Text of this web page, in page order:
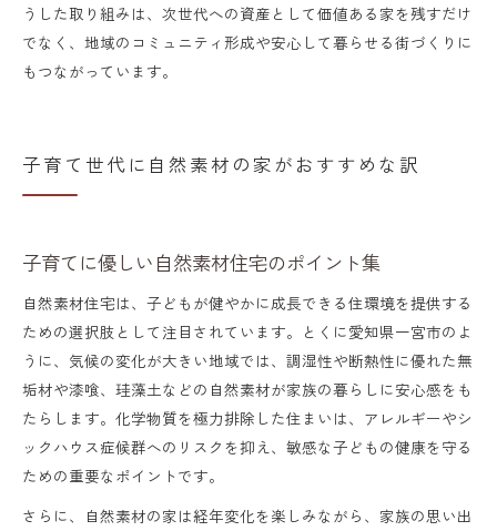
うした取り組みは、次世代への資産として価値ある家を残すだけ
でなく、地域のコミュニティ形成や安心して暮らせる街づくりに
もつながっています。
子育て世代に自然素材の家がおすすめな訳
子育てに優しい自然素材住宅のポイント集
自然素材住宅は、子どもが健やかに成長できる住環境を提供する
ための選択肢として注目されています。とくに愛知県一宮市のよ
うに、気候の変化が大きい地域では、調湿性や断熱性に優れた無
垢材や漆喰、珪藻土などの自然素材が家族の暮らしに安心感をも
たらします。化学物質を極力排除した住まいは、アレルギーやシ
ックハウス症候群へのリスクを抑え、敏感な子どもの健康を守る
ための重要なポイントです。
さらに、自然素材の家は経年変化を楽しみながら、家族の思い出